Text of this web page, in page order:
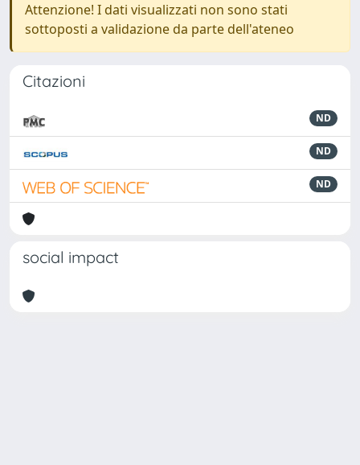
Attenzione! I dati visualizzati non sono stati
sottoposti a validazione da parte dell'ateneo
Citazioni
ND
ND
ND
social impact